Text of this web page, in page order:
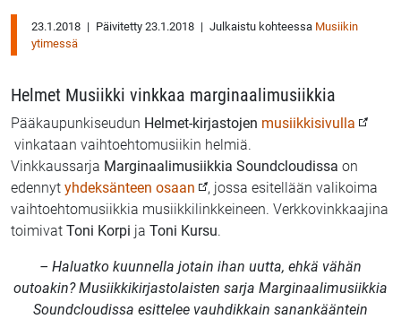
23.1.2018 | Päivitetty 23.1.2018 | Julkaistu kohteessa Musiikin
ytimessä
Helmet Musiikki vinkkaa marginaalimusiikkia
Pääkaupunkiseudun Helmet-kirjastojen musiikkisivulla
vinkataan vaihtoehtomusiikin helmiä.
Vinkkaussarja Marginaalimusiikkia Soundcloudissa on
edennyt yhdeksänteen osaan
, jossa esitellään valikoima
vaihtoehtomusiikkia musiikkilinkkeineen. Verkkovinkkaajina
toimivat Toni Korpi ja Toni Kursu.
– Haluatko kuunnella jotain ihan uutta, ehkä vähän
outoakin? Musiikkikirjastolaisten sarja Marginaalimusiikkia
Soundcloudissa esittelee vauhdikkain sanankääntein